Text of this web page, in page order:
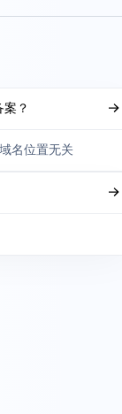
？
名位置无关